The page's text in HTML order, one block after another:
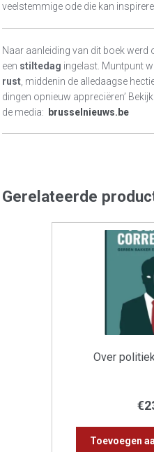
veelstemmige ode die kan
Naar aanleiding van dit boek
een stiltedag ingelast. Muntpunt
rust , middenin de alledaagse
dingen opnieuw appreciëren’ Bekijk
de media:
brusselnieuws.be
Gerelateerde
Over
€
Toevoegen